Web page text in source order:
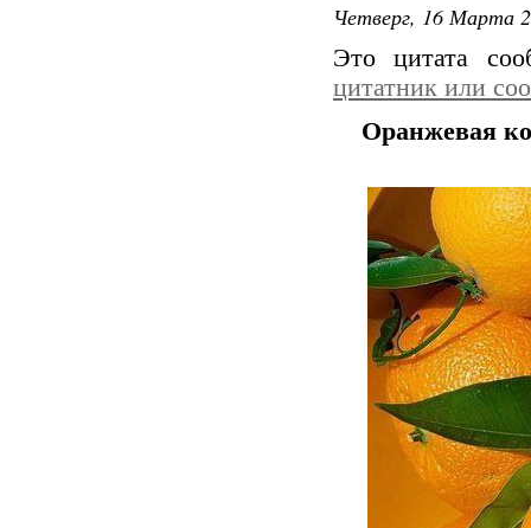
Четверг, 16 Марта
Это цитата
цитатник или
Оранжевая